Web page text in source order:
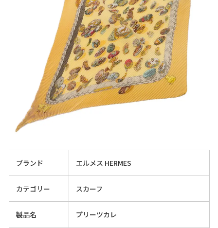
ブランド エルメス HERMES
カテゴリー スカーフ
製品名 プリーツカレ